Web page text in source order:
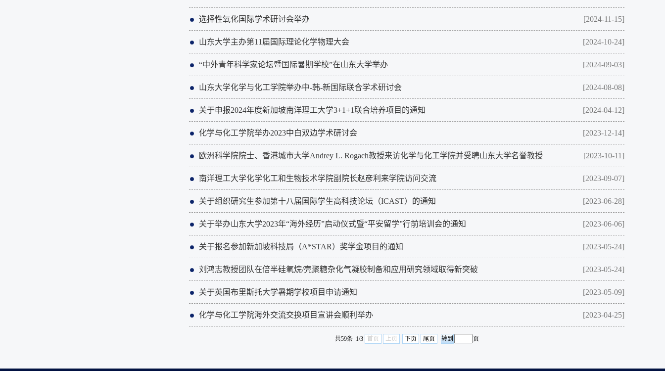
[2024-11-15]
选择性氧化国际学术研讨会举办
[2024-10-24]
山东大学主办第11届国际理论化学物理大会
[2024-09-03]
“中外青年科学家论坛暨国际暑期学校”在山东大学举办
[2024-08-08]
山东大学化学与化工学院举办中-韩-新国际联合学术研讨会
[2024-04-12]
关于申报2024年度新加坡南洋理工大学3+1+1联合培养项目的通知
[2023-12-14]
化学与化工学院举办2023中白双边学术研讨会
[2023-10-11]
欧洲科学院院士、香港城市大学Andrey L. Rogach教授来访化学与化工学院并受聘山东大学名誉教授
[2023-09-07]
南洋理工大学化学化工和生物技术学院副院长赵彦利来学院访问交流
[2023-06-28]
关于组织研究生参加第十八届国际学生高科技论坛（ICAST）的通知
[2023-06-06]
关于举办山东大学2023年“海外经历”启动仪式暨“平安留学”行前培训会的通知
[2023-05-24]
关于报名参加新加坡科技局（A*STAR）奖学金项目的通知
[2023-05-24]
刘鸿志教授团队在倍半硅氧烷/壳聚糖杂化气凝胶制备和应用研究领域取得新突破
[2023-05-09]
关于英国布里斯托大学暑期学校项目申请通知
[2023-04-25]
化学与化工学院海外交流交换项目宣讲会顺利举办
共59条 1/3 首页 上页 下页 尾页 页